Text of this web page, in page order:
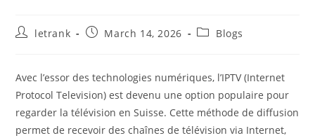
Postletrank
PostMarch 14, 2026
PostBlogs
Avec l’essor des technologies numériques, l’IPTV (Internet
Protocol Television) est devenu une option populaire pour
regarder la télévision en Suisse. Cette méthode de diffusion
permet de recevoir des chaînes de télévision via Internet,